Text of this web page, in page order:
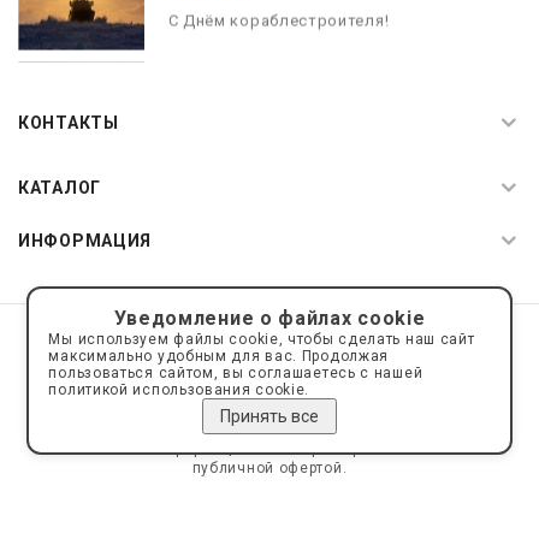
С Днём кораблестроителя!
КОНТАКТЫ
КАТАЛОГ
ИНФОРМАЦИЯ
© 2019—2026 Интернет пространство АкваРос
sale@a-ros.ru
Политика конфиденциальности
Политика обработки персональных данных
Сайт носит информационный характер и не является
публичной офертой.
Уведомление о файлах cookie
Мы используем файлы cookie, чтобы сделать наш сайт
максимально удобным для вас. Продолжая
пользоваться сайтом, вы соглашаетесь с нашей
политикой использования cookie.
Принять все